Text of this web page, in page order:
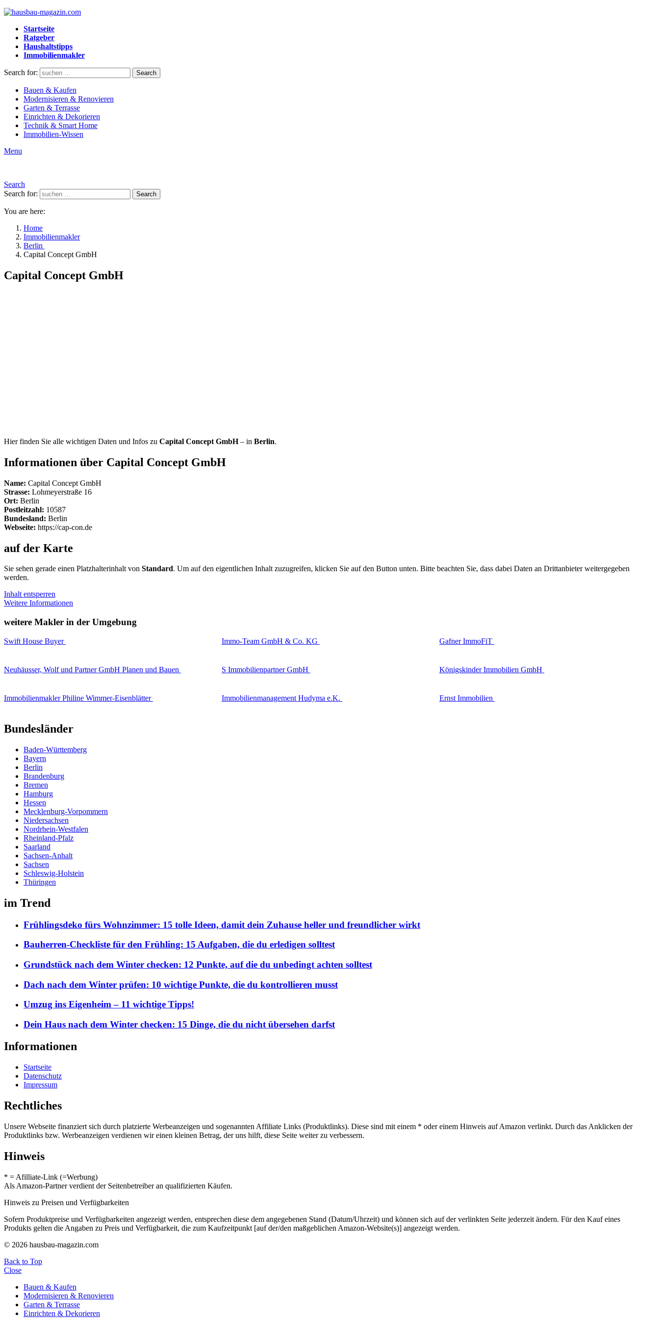
Startseite
Ratgeber
Haushaltstipps
Immobilienmakler
Search for: Search
Bauen & Kaufen
Modernisieren & Renovieren
Garten & Terrasse
Einrichten & Dekorieren
Technik & Smart Home
Immobilien-Wissen
Menu
Search
Search for:
Search
You are here:
Home
Immobilienmakler
Berlin
Capital Concept GmbH
Capital Concept GmbH
Hier finden Sie alle wichtigen Daten und Infos zu Capital Concept GmbH– in Berlin.
Informationen über Capital Concept GmbH
Name: Capital Concept GmbH
Strasse: Lohmeyerstraße 16
Ort: Berlin
Postleitzahl: 10587
Bundesland: Berlin
Webseite: https://cap-con.de
auf der Karte
Sie sehen gerade einen Platzhalterinhalt von Standard. Um auf den eigentlichen Inhalt zuzugreifen, klicken Sie auf den Button unten. Bitte beachten Sie, dass dabei Daten an Drittanbieter weitergegeben
werden.
Inhalt entsperren
Weitere Informationen
weitere Makler in der Umgebung
Swift House Buyer Immo-Team GmbH & Co. KG Gafner ImmoFiT
Neuhäusser, Wolf und Partner GmbH Planen und Bauen S Immobilienpartner GmbH Königskinder Immobilien GmbH
Immobilienmakler Philine Wimmer-Eisenblätter Immobilienmanagement Hudyma e.K. Ernst Immobilien
Bundesländer
Baden-Württemberg
Bayern
Berlin
Brandenburg
Bremen
Hamburg
Hessen
Mecklenburg-Vorpommern
Niedersachsen
Nordrhein-Westfalen
Rheinland-Pfalz
Saarland
Sachsen-Anhalt
Sachsen
Schleswig-Holstein
Thüringen
im Trend
Frühlingsdeko fürs Wohnzimmer: 15 tolle Ideen, damit dein Zuhause heller und freundlicher wirkt
Bauherren-Checkliste für den Frühling: 15 Aufgaben, die du erledigen solltest
Grundstück nach dem Winter checken: 12 Punkte, auf die du unbedingt achten solltest
Dach nach dem Winter prüfen: 10 wichtige Punkte, die du kontrollieren musst
Umzug ins Eigenheim – 11 wichtige Tipps!
Dein Haus nach dem Winter checken: 15 Dinge, die du nicht übersehen darfst
Informationen
Startseite
Datenschutz
Impressum
Rechtliches
Unsere Webseite finanziert sich durch platzierte Werbeanzeigen und sogenannten Affiliate Links (Produktlinks). Diese sind mit einem * oder einem Hinweis auf Amazon verlinkt. Durch das Anklicken der
Produktlinks bzw. Werbeanzeigen verdienen wir einen kleinen Betrag, der uns hilft, diese Seite weiter zu verbessern.
Hinweis
* = Afilliate-Link (=Werbung)
Als Amazon-Partner verdient der Seitenbetreiber an qualifizierten Käufen.
Hinweis zu Preisen und Verfügbarkeiten
Sofern Produktpreise und Verfügbarkeiten angezeigt werden, entsprechen diese dem angegebenen Stand (Datum/Uhrzeit) und können sich auf der verlinkten Seite jederzeit ändern. Für den Kauf eines
Produkts gelten die Angaben zu Preis und Verfügbarkeit, die zum Kaufzeitpunkt [auf der/den maßgeblichen Amazon-Website(s)] angezeigt werden.
© 2026 hausbau-magazin.com
Back to Top
Close
Bauen & Kaufen
Modernisieren & Renovieren
Garten & Terrasse
Einrichten & Dekorieren